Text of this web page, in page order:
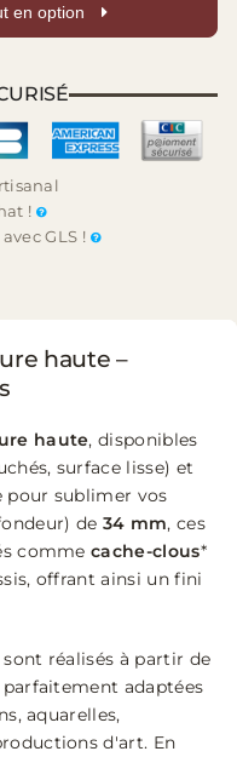
en option
!
GLS !
haute –
haute, disponibles
surface lisse) et
pour sublimer vos
de 34 mm, ces
commecache-clous*
offrant ainsi un fini
sont réalisés à partir de
adaptées
aquarelles,
d'art. En